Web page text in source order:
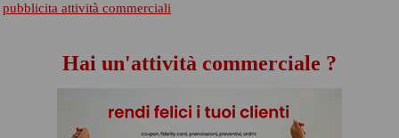
pubblicita attività commerciali
Hai un'attività commerciale ?